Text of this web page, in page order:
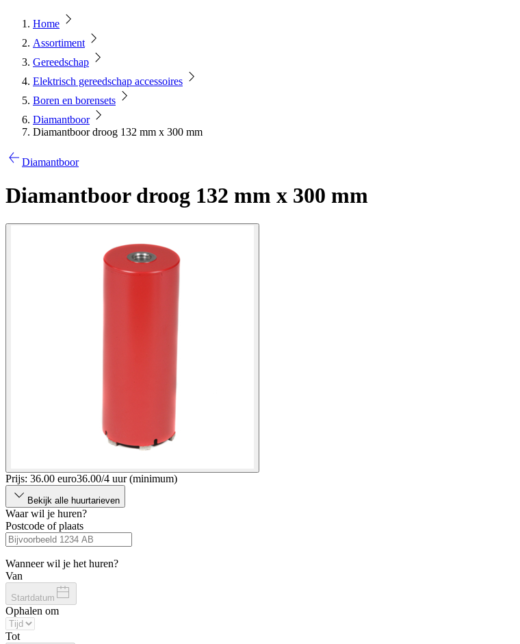
Home
Assortiment
Gereedschap
Elektrisch gereedschap accessoires
Boren en borensets
Diamantboor
Diamantboor droog 132 mm x 300 mm
Diamantboor
Diamantboor droog 132 mm x 300 mm
Prijs: 36.00 euro36.00/4 uur (minimum)
Bekijk alle huurtarieven
Waar wil je huren?
Postcode of plaats
Wanneer wil je het huren?
Van
Startdatum
Ophalen om
Tot